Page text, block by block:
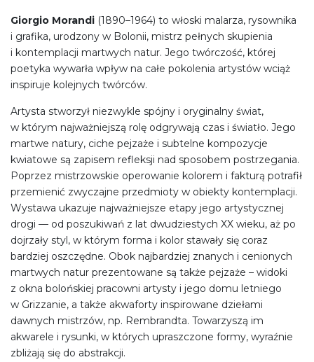
Giorgio Morandi (1890–1964) to włoski malarza, rysownika
i grafika, urodzony w Bolonii, mistrz pełnych skupienia
i kontemplacji martwych natur. Jego twórczość, której
poetyka wywarła wpływ na całe pokolenia artystów wciąż
inspiruje kolejnych twórców.
Artysta stworzył niezwykle spójny i oryginalny świat,
w którym najważniejszą rolę odgrywają czas i światło. Jego
martwe natury, ciche pejzaże i subtelne kompozycje
kwiatowe są zapisem refleksji nad sposobem postrzegania.
Poprzez mistrzowskie operowanie kolorem i fakturą potrafił
przemienić zwyczajne przedmioty w obiekty kontemplacji.
Wystawa ukazuje najważniejsze etapy jego artystycznej
drogi — od poszukiwań z lat dwudziestych XX wieku, aż po
dojrzały styl, w którym forma i kolor stawały się coraz
bardziej oszczędne. Obok najbardziej znanych i cenionych
martwych natur prezentowane są także pejzaże – widoki
z okna bolońskiej pracowni artysty i jego domu letniego
w Grizzanie, a także akwaforty inspirowane dziełami
dawnych mistrzów, np. Rembrandta. Towarzyszą im
akwarele i rysunki, w których upraszczone formy, wyraźnie
zbliżają się do abstrakcji.